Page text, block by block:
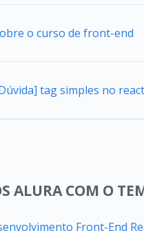
o curso de front-end
tag simples no react
ALURA COM O
Front-End